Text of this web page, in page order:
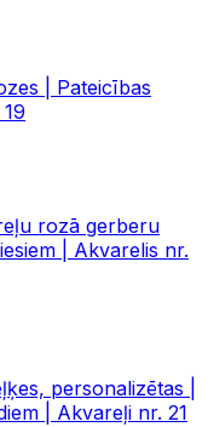
| Pateicības
rozā gerberu
| Akvarelis nr.
personalizētas |
| Akvareļi nr. 21